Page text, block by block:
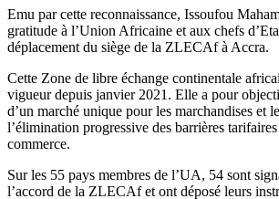
Emu par cette reconnaissance, Issoufou
gratitude à l’Union Africaine et aux chefs
déplacement du siège de la ZLECAf à Accra.
Cette Zone de libre échange continentale
vigueur depuis janvier 2021. Elle a pour
d’un marché unique pour les marchandises et
l’élimination progressive des barrières
commerce.
Sur les 55 pays membres de l’UA, 54 sont
l’accord de la ZLECAf et ont déposé leurs